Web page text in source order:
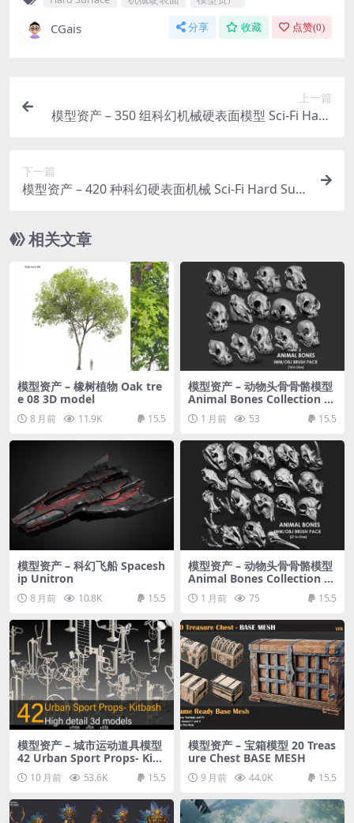
CGais 分享 收藏 点赞(0)
上一篇
模型资产 – 350 组科幻机械硬表面模型 Sci-Fi Hard
下一篇
模型资产 – 420 种科幻硬表面机械 Sci-Fi Hard Surf
相关文章
模型资产 – 橡树植物 Oak tre
e 08 3D model
8 月前 11.9K 15.5
模型资产 – 动物头骨骨骼模型
Animal Bones Collection I
MM/Stl/Obj Brush Pack 14
in One Vol.3
1 月前 53 15.5
模型资产 – 科幻飞船 Spacesh
ip Unitron
8 月前 10.8K 15.5
模型资产 – 动物头骨骨骼模型
Animal Bones Collection I
MM\Stl\Obj Brush Pack 21
in One Vol.1
1 月前 75 15.5
模型资产 – 城市运动道具模型
42 Urban Sport Props- Kitb
ash- High detail 3d models
10 月前 53.6K 15.5
模型资产 – 宝箱模型 20 Treas
ure Chest BASE MESH
9 月前 44.0K 15.5